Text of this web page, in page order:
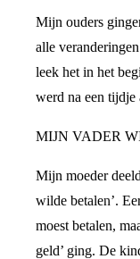
Mijn ouders
alle
leek het in het
werd na een tijdje
MIJN VADER
Mijn moeder
wilde betalen’.
moest betalen,
geld’ ging. De